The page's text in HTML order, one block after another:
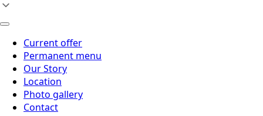
Current offer
Permanent menu
Our Story
Location
Photo gallery
Contact